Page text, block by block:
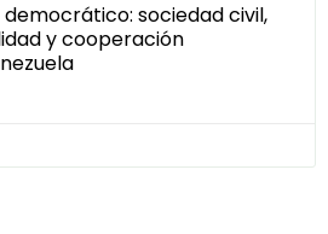
sociedad civil,
y cooperación